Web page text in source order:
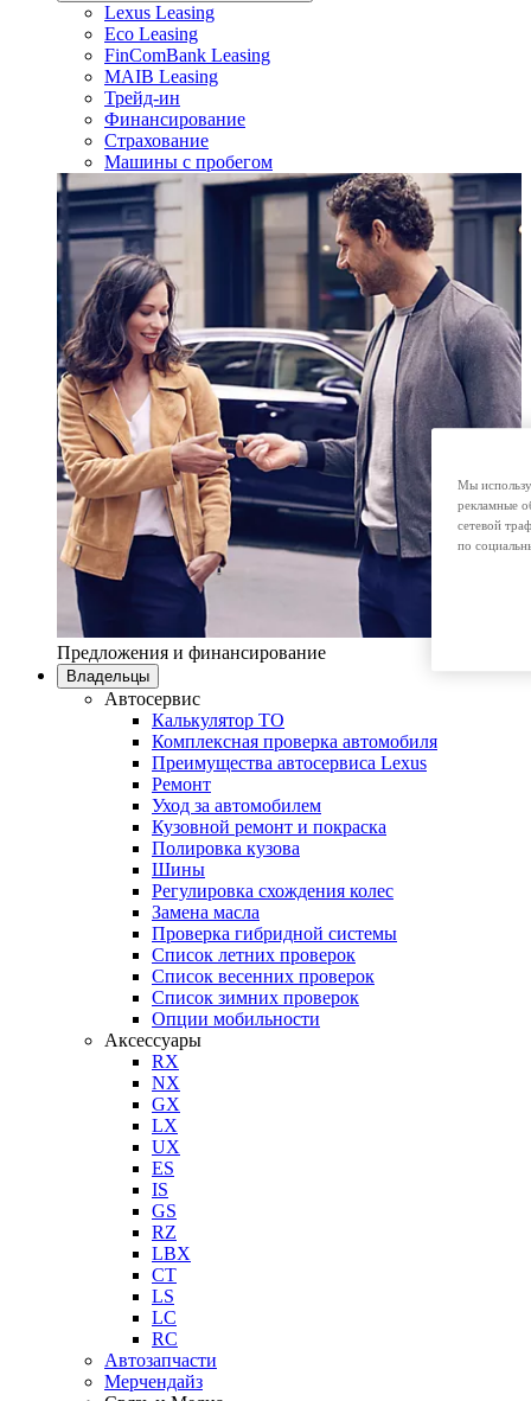
Lexus Leasing
Eco Leasing
FinComBank Leasing
MAIB Leasing
Трейд-ин
Финансирование
Страхование
Машины с пробегом
Предложения и финансирование
Владельцы
Автосервис
Калькулятор ТО
Комплексная проверка автомобиля
Преимущества автосервиса Lexus
Ремонт
Уход за автомобилем
Кузовной ремонт и покраска
Полировка кузова
Шины
Регулировка схождения колес
Замена масла
Проверка гибридной системы
Список летних проверок
Список весенних проверок
Список зимних проверок
Опции мобильности
Аксессуары
RX
NX
GX
LX
UX
ES
IS
GS
RZ
LBX
CT
LS
LC
RC
Автозапчасти
Мерчендайз
Мы
рекламные
сетевой
по